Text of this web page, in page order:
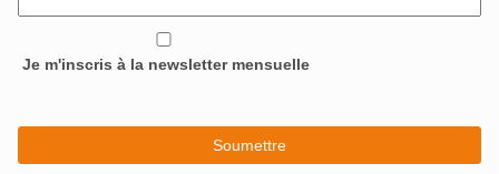
Je m'inscris à la newsletter mensuelle